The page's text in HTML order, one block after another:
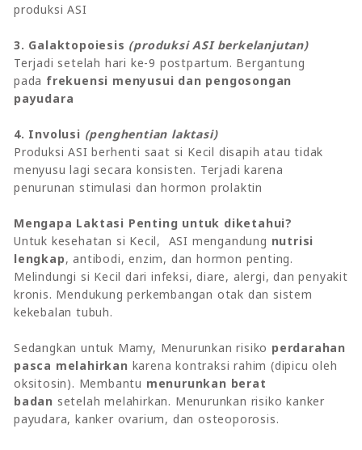
produksi ASI
3. Galaktopoiesis (produksi ASI berkelanjutan)
Terjadi setelah hari ke-9 postpartum. Bergantung
pada frekuensi menyusui dan pengosongan
payudara
4. Involusi (penghentian laktasi)
Produksi ASI berhenti saat si Kecil disapih atau tidak
menyusu lagi secara konsisten. Terjadi karena
penurunan stimulasi dan hormon prolaktin
Mengapa Laktasi Penting untuk diketahui?
Untuk kesehatan si Kecil, ASI mengandung nutrisi
lengkap, antibodi, enzim, dan hormon penting.
Melindungi si Kecil dari infeksi, diare, alergi, dan penyakit
kronis. Mendukung perkembangan otak dan sistem
kekebalan tubuh.
Sedangkan untuk Mamy, Menurunkan risiko perdarahan
pasca melahirkan karena kontraksi rahim (dipicu oleh
oksitosin). Membantu menurunkan berat
badan setelah melahirkan. Menurunkan risiko kanker
payudara, kanker ovarium, dan osteoporosis.